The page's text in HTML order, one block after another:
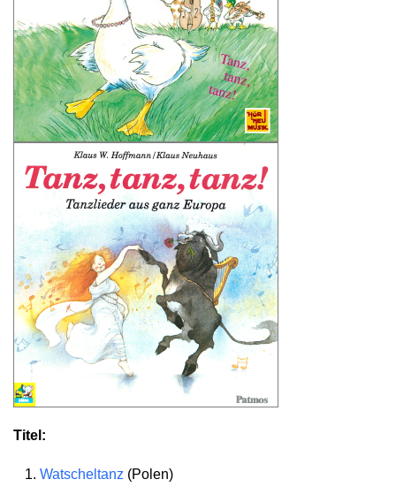
Titel:
Watscheltanz (Polen)